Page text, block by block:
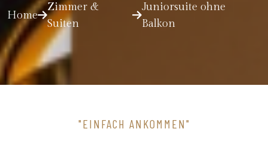
Home
Zimmer &
Suiten
Juniorsuite ohne
Balkon
"EINFACH ANKOMMEN"